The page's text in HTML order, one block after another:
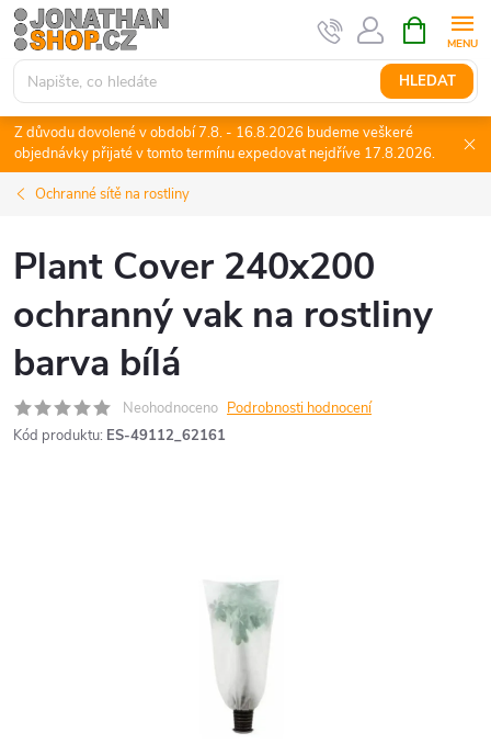
Přejít
na
obsah
HLEDAT
NÁKUPNÍ
KOŠÍK
Z důvodu dovolené v období 7.8. - 16.8.2026 budeme veškeré
objednávky přijaté v tomto termínu expedovat nejdříve 17.8.2026.
Ochranné sítě na rostliny
Plant Cover 240x200
ochranný vak na rostliny
barva bílá
Neohodnoceno Podrobnosti hodnocení
Kód produktu: ES-49112_62161